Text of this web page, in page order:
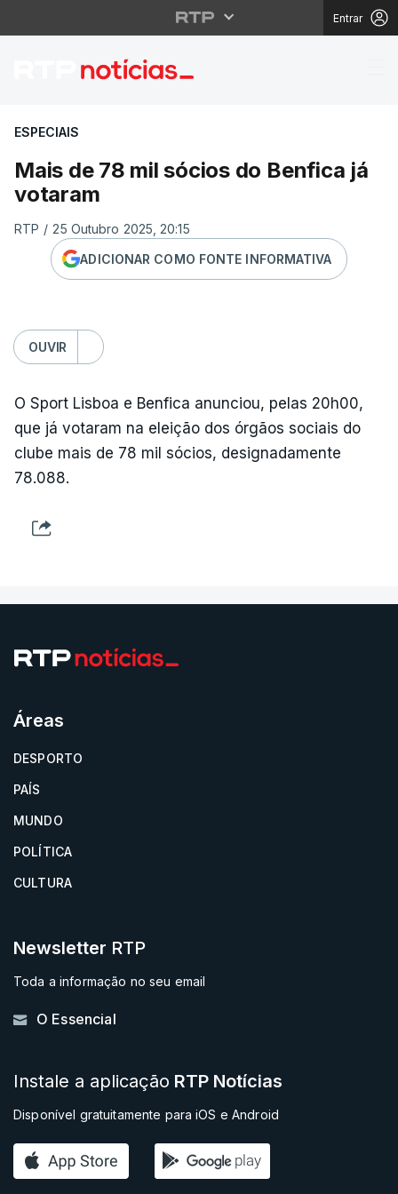
Entrar
Mais de 78 mil sócios
ESPECIAIS
Mais de 78 mil sócios do Benfica já
votaram
RTP / 25 Outubro 2025, 20:15
ADICIONAR COMO FONTE INFORMATIVA
OUVIR
O Sport Lisboa e Benfica anunciou, pelas 20h00,
que já votaram na eleição dos órgãos sociais do
clube mais de 78 mil sócios, designadamente
78.088.
Áreas
DESPORTO
PAÍS
MUNDO
POLÍTICA
CULTURA
Newsletter RTP
Toda a informação no seu email
O Essencial
Instale a aplicação RTP Notícias
Disponível gratuitamente para iOS e Android